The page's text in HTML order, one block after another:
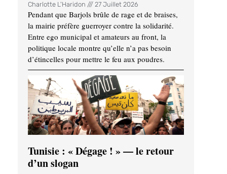
Charlotte L'Haridon 27 Juillet 2026
Pendant que Barjols brûle de rage et de braises,
la mairie préfère guerroyer contre la solidarité.
Entre ego municipal et amateurs au front, la
politique locale montre qu’elle n’a pas besoin
d’étincelles pour mettre le feu aux poudres.
Tunisie : « Dégage ! » — le retour
d’un slogan